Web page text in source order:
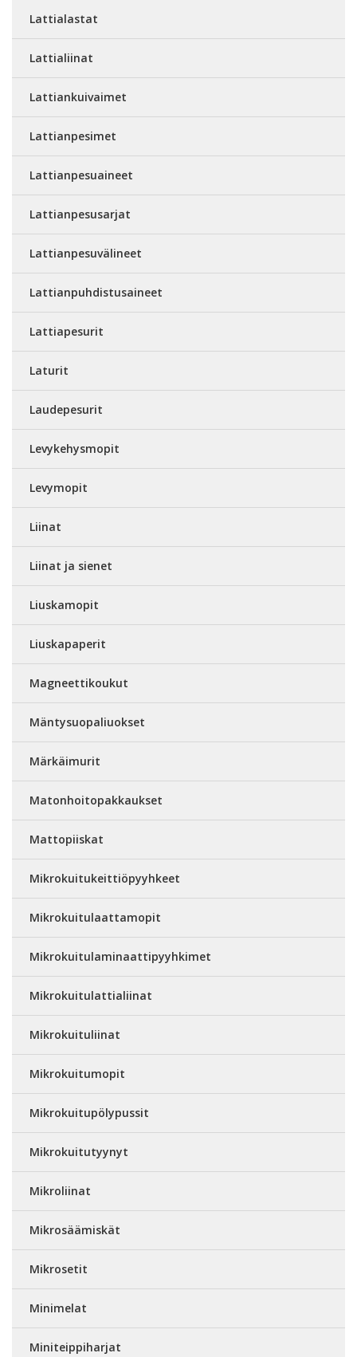
Lattialastat
Lattialiinat
Lattiankuivaimet
Lattianpesimet
Lattianpesuaineet
Lattianpesusarjat
Lattianpesuvälineet
Lattianpuhdistusaineet
Lattiapesurit
Laturit
Laudepesurit
Levykehysmopit
Levymopit
Liinat
Liinat ja sienet
Liuskamopit
Liuskapaperit
Magneettikoukut
Mäntysuopaliuokset
Märkäimurit
Matonhoitopakkaukset
Mattopiiskat
Mikrokuitukeittiöpyyhkeet
Mikrokuitulaattamopit
Mikrokuitulaminaattipyyhkimet
Mikrokuitulattialiinat
Mikrokuituliinat
Mikrokuitumopit
Mikrokuitupölypussit
Mikrokuitutyynyt
Mikroliinat
Mikrosäämiskät
Mikrosetit
Minimelat
Miniteippiharjat